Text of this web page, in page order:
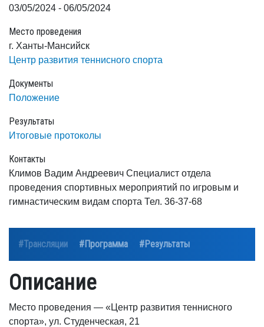
03/05/2024 - 06/05/2024
Место проведения
г. Ханты-Мансийск
Центр развития теннисного спорта
Документы
Положение
Результаты
Итоговые протоколы
Контакты
Климов Вадим Андреевич Специалист отдела
проведения спортивных мероприятий по игровым и
гимнастическим видам спорта Тел. 36-37-68
#Трансляции #Программа #Результаты
Описание
Место проведения — «Центр развития теннисного
спорта», ул. Студенческая, 21